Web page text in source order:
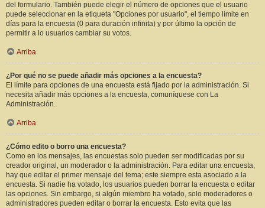
del formulario. También puede elegir el número de opciones que el usuario
puede seleccionar en la etiqueta "Opciones por usuario", el tiempo límite en
días para la encuesta (0 para duración infinita) y por último la opción de
permitir a lo usuarios cambiar su votos.
Arriba
¿Por qué no se puede añadir más opciones a la encuesta?
El límite para opciones de una encuesta está fijado por la administración. Si
necesita añadir más opciones a la encuesta, comuníquese con La
Administración.
Arriba
¿Cómo edito o borro una encuesta?
Como en los mensajes, las encuestas solo pueden ser modificadas por su
creador original, un moderador o la administración. Para editar una encuesta,
hay que editar el primer mensaje del tema; este siempre esta asociado a la
encuesta. Si nadie ha votado, los usuarios pueden borrar la encuesta o editar
las opciones. Sin embargo, si algún miembro ha votado, solo moderadores o
administradores pueden editar o borrar la encuesta. Esto evita que las